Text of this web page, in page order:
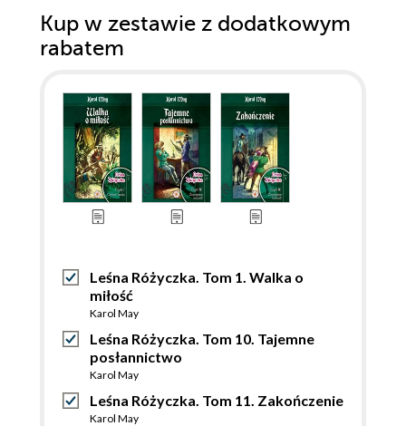
Kup w zestawie z dodatkowym
rabatem
Leśna Różyczka. Tom 1. Walka o
miłość
Karol May
Leśna Różyczka. Tom 10. Tajemne
posłannictwo
Karol May
Leśna Różyczka. Tom 11. Zakończenie
Karol May